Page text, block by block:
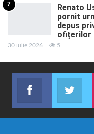
7
Renato
pornit
depus
ofițerilor
30 iulie 2026 5
Facebook
Abonează-te